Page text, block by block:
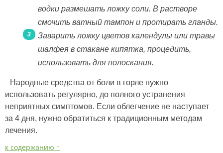
водки размешать ложку соли. В растворе
смочить ватный тампон и протирать гланды.
Заварить ложку цветов календулы или травы
шалфея в стакане кипятка, процедить,
использовать для полоскания.
Народные средства от боли в горле нужно
использовать регулярно, до полного устранения
неприятных симптомов. Если облегчение не наступает
за 4 дня, нужно обратиться к традиционным методам
лечения.
к содержанию ↑